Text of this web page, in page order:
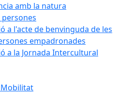
amb la natura
persones
a l'acte de benvinguda de les
empadronades
a la Jornada Intercultural